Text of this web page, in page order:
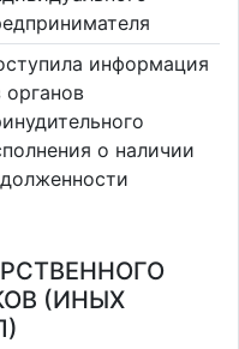
информация
органов
о наличии
(ИНЫХ